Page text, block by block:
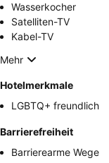
Wasserkocher
Satelliten-TV
Kabel-TV
Mehr
Hotelmerkmale
LGBTQ+ freundlich
Barrierefreiheit
Barrierearme Wege